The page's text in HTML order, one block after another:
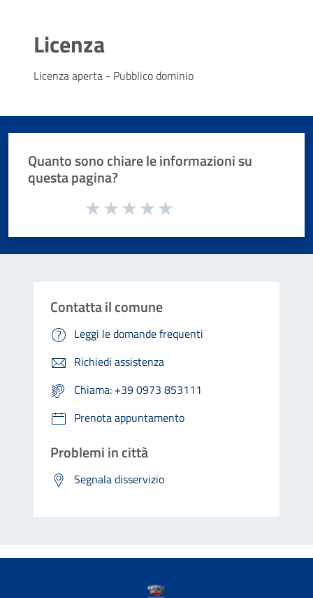
Licenza
Licenza aperta - Pubblico dominio
Quanto sono chiare le informazioni su
questa pagina?
Valuta da 1 a 5 stelle la pagina
Contatta il comune
Leggi le domande frequenti
Richiedi assistenza
Chiama: +39 0973 853111
Prenota appuntamento
Problemi in città
Segnala disservizio